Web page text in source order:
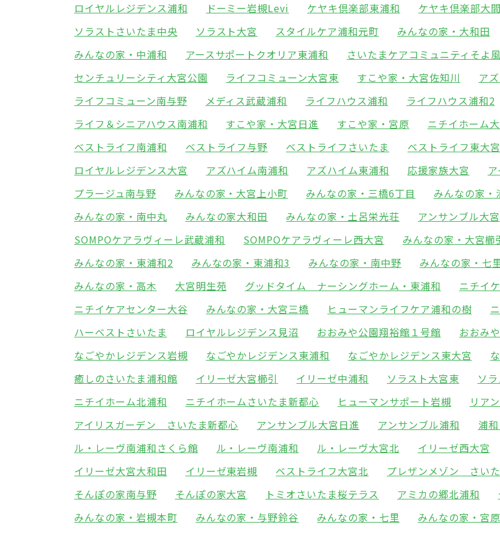
ロイヤルレジデンス浦和 ドーミー岩槻Levi ケヤキ倶楽部東浦和 ケヤキ倶楽部大
ソラストさいたま中央
ソラスト大宮 スタイルケア浦和元町 みんなの家・大和田
みんなの家・中浦和
アースサポートクオリア東浦和 さいたまケアコミュニティそよ風
センチュリーシティ大宮公園
ライフコミューン大宮東 すこや家・大宮佐知川 ア
ライフコミューン南与野
メディス武蔵浦和 ライフハウス浦和 ライフハウス浦和2
ライフ＆シニアハウス南浦和
すこや家・大宮日進 すこや家・宮原 ニチイホーム
ベストライフ南浦和
ベストライフ与野 ベストライフさいたま ベストライフ東大宮
ロイヤルレジデンス大宮
アズハイム南浦和 アズハイム東浦和 応援家族大宮
プラージュ南与野
みんなの家・大宮上小町 みんなの家・三橋6丁目 みんなの家・
みんなの家・南中丸
みんなの家大和田 みんなの家・土呂栄光荘 アンサンブル大宮
SOMPOケアラヴィーレ武蔵浦和
SOMPOケアラヴィーレ西大宮 みんなの家・大宮櫛
みんなの家・東浦和2
みんなの家・東浦和3 みんなの家・南中野 みんなの家・七
みんなの家・高木
大宮明生苑 グッドタイム ナーシングホーム・東浦和 ニチイ
ニチイケアセンター大谷
みんなの家・大宮三橋 ヒューマンライフケア浦和の樹
ハーベストさいたま
ロイヤルレジデンス見沼 おおみや公園翔裕館１号館 おおみ
なごやかレジデンス岩槻
なごやかレジデンス東浦和 なごやかレジデンス東大宮
癒しのさいたま浦和館
イリーゼ大宮櫛引 イリーゼ中浦和 ソラスト大宮東 ソ
ニチイホーム北浦和
ニチイホームさいたま新都心 ヒューマンサポート岩槻
リア
アイリスガーデン さいたま新都心
アンサンブル大宮日進 アンサンブル浦和 浦
ル・レーヴ南浦和さくら館
ル・レーヴ南浦和 ル・レーヴ大宮北 イリーゼ西大宮
イリーゼ大宮大和田
イリーゼ東岩槻 ベストライフ大宮北 プレザンメゾン さい
そんぽの家南与野
そんぽの家大宮 トミオさいたま桜テラス アミカの郷北浦和
みんなの家・岩槻本町
みんなの家・与野鈴谷 みんなの家・七里 みんなの家・宮原